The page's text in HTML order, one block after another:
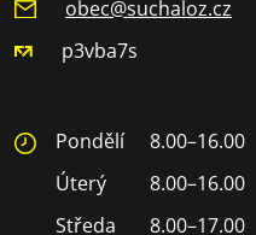
obec@suchaloz.cz
p3vba7s
Pondělí
8.00–16.00
Úterý
8.00–16.00
Středa
8.00–17.00